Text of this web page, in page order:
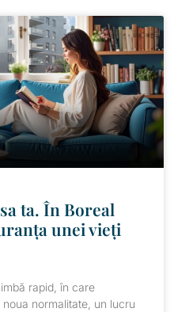
ta. În Boreal
unei vieți
rapid, în care
normalitate, un lucru